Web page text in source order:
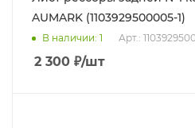
AUMARK (1103929500005-1)
В наличии: 1 Арт.:
2 300 ₽/шт